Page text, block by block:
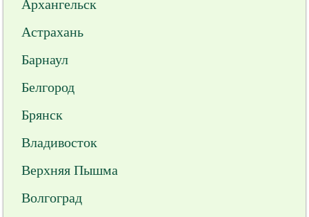
Архангельск
Астрахань
Барнаул
Белгород
Брянск
Владивосток
Верхняя Пышма
Волгоград